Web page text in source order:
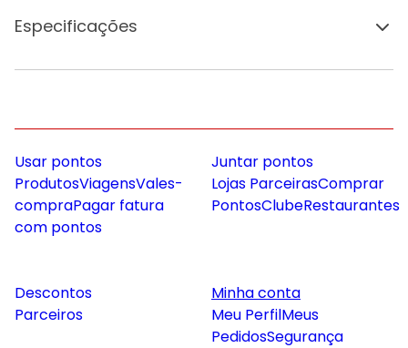
Especificações
Usar pontos
ProdutosViagensVales-
compraPagar fatura
com pontos
Juntar pontos
Lojas ParceirasComprar
PontosClubeRestaurantes
Descontos
Parceiros
Minha conta
Meu PerfilMeus
PedidosSegurança